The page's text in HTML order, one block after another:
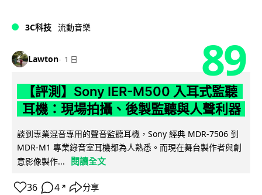
3C科技 流動音樂
Lawton 1 日 89
【評測】Sony IER-M500 入耳式監聽
耳機：現場拍攝、後製監聽與人聲利器
談到專業混音專用的聲音監聽耳機，Sony 經典 MDR-7506 到
MDR-M1 專業錄音室耳機都為人熟悉。而現在舞台製作者與創
意影像製作...
閱讀全文
36 4 ↗ 分享